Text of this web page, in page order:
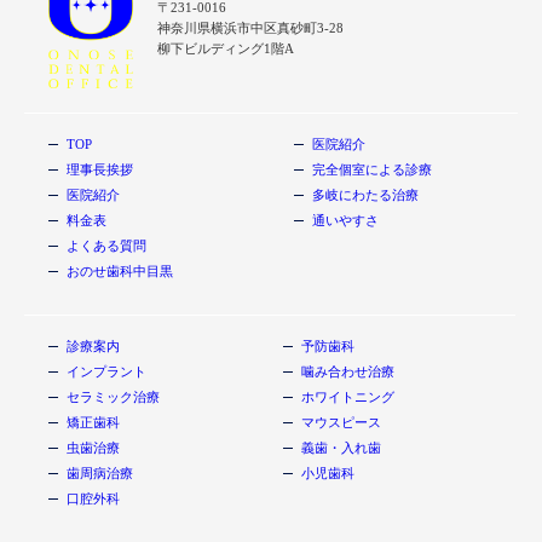
〒231-0016
神奈川県横浜市中区真砂町3-28
柳下ビルディング1階A
TOP
理事長挨拶
医院紹介
料金表
よくある質問
おのせ歯科中目黒
医院紹介
完全個室による診療
多岐にわたる治療
通いやすさ
診療案内
インプラント
セラミック治療
矯正歯科
虫歯治療
歯周病治療
口腔外科
予防歯科
噛み合わせ治療
ホワイトニング
マウスピース
義歯・入れ歯
小児歯科